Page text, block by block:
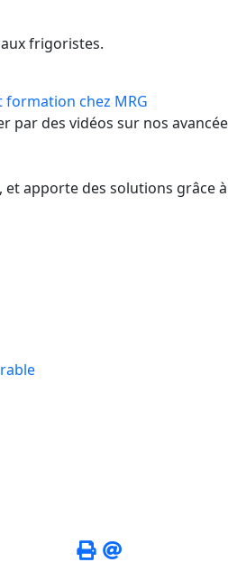
frigoristes.
formation chez MRG
des vidéos sur nos
apporte des solutions grâce